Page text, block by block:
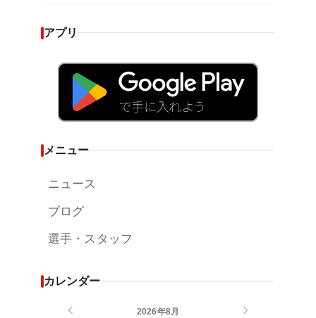
アプリ
メニュー
ニュース
ブログ
選手・スタッフ
カレンダー
2026年8月